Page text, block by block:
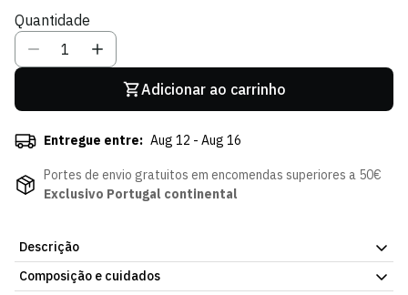
IndisponívelIndisponível
Quantidade
Adicionar ao carrinho
Entregue entre: Aug 12 - Aug 16
Portes de envio gratuitos em encomendas superiores a 50€
Exclusivo Portugal continental
Descrição
T-shirt Swoosh Preta. Uma peça fácil de usar, dentro ou fora de
Composição e cuidados